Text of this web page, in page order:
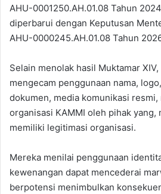
AHU-0001250.AH.01.08 Tahun
diperbarui dengan Keputusan
AHU-0000245.AH.01.08 Tahun
Selain menolak hasil Muktamar
mengecam penggunaan nama,
dokumen, media komunikasi
organisasi KAMMI oleh pihak
memiliki legitimasi organisasi.
Mereka menilai penggunaan
kewenangan dapat mencederai
berpotensi menimbulkan